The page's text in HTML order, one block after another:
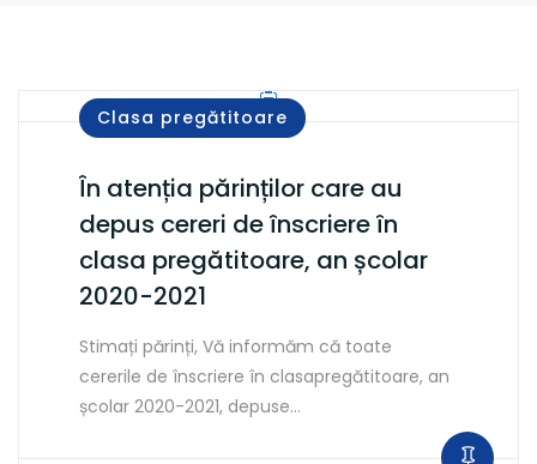
Clasa pregătitoare
În atenția părinților care au
depus cereri de înscriere în
clasa pregătitoare, an școlar
2020-2021
Stimați părinți, Vă informăm că toate
cererile de înscriere în clasapregătitoare, an
școlar 2020-2021, depuse…